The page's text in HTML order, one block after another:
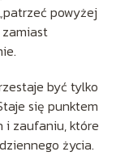
powyżej
zamiast
być tylko
się punktem
i zaufaniu, które
życia.